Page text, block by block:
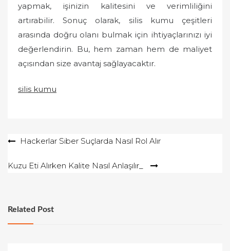
yapmak, işinizin kalitesini ve verimliliğini
artırabilir. Sonuç olarak, silis kumu çeşitleri
arasında doğru olanı bulmak için ihtiyaçlarınızı iyi
değerlendirin. Bu, hem zaman hem de maliyet
açısından size avantaj sağlayacaktır.
silis kumu
YazıHackerlar Siber Suçlarda Nasıl Rol Alır
Kuzu Eti Alırken Kalite Nasıl Anlaşılır_
Related Post